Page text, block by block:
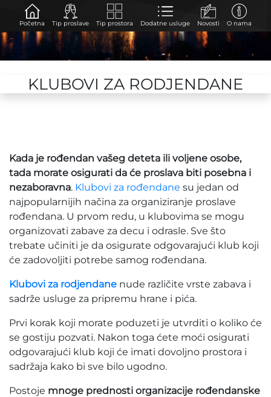
Početna Tip proslave Tip prostora Dodatne usluge Novosti O nama
KLUBOVI ZA RODJENDANE
Kada je rođendan vašeg deteta ili voljene osobe,
tada morate osigurati da će proslava biti posebna i
nezaboravna. Klubovi za rođendane su jedan od
najpopularnijih načina za organiziranje proslave
rođendana. U prvom redu, u klubovima se mogu
organizovati zabave za decu i odrasle. Sve što
trebate učiniti je da osigurate odgovarajući klub koji
će zadovoljiti potrebe samog rođendana.
Klubovi za rodjendane nude različite vrste zabava i
sadrže usluge za pripremu hrane i pića.
Prvi korak koji morate poduzeti je utvrditi o koliko će
se gostiju pozvati. Nakon toga ćete moći osigurati
odgovarajući klub koji će imati dovoljno prostora i
sadržaja kako bi sve bilo ugodno.
Postoje mnoge prednosti organizacije rođendanske